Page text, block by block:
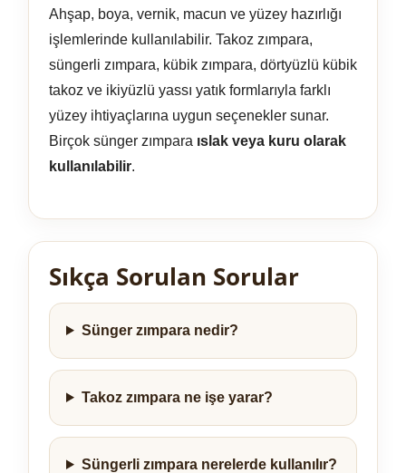
Ahşap, boya, vernik, macun ve yüzey hazırlığı
işlemlerinde kullanılabilir. Takoz zımpara,
süngerli zımpara, kübik zımpara, dörtyüzlü kübik
takoz ve ikiyüzlü yassı yatık formlarıyla farklı
yüzey ihtiyaçlarına uygun seçenekler sunar.
Birçok sünger zımpara ıslak veya kuru olarak
kullanılabilir.
Sıkça Sorulan Sorular
Sünger zımpara nedir?
Takoz zımpara ne işe yarar?
Süngerli zımpara nerelerde kullanılır?